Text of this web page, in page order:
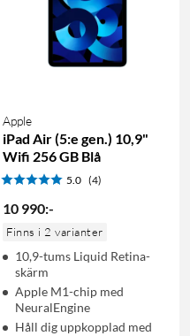
Apple
iPad Air (5:e gen.) 10,9"
Wifi 256 GB Blå
5.0 (4)
10 990:-
Finns i 2 varianter
10,9-tums Liquid Retina-
skärm
Apple M1-chip med
NeuralEngine
Håll dig uppkopplad med